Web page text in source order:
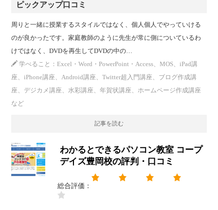
ピックアップ口コミ
周りと一緒に授業するスタイルではなく、個人個人でやっていける
のが良かったです。家庭教師のように先生が常に側についているわ
けではなく、DVDを再生してDVDの中の…
学べること：Excel・Word・PowerPoint・Access、MOS、iPad講
座、iPhone講座、Android講座、Twitter超入門講座、ブログ作成講
座、デジカメ講座、水彩講座、年賀状講座、ホームページ作成講座
など
記事を読む
わかるとできるパソコン教室 コープ
デイズ豊岡校の評判・口コミ
総合評価：